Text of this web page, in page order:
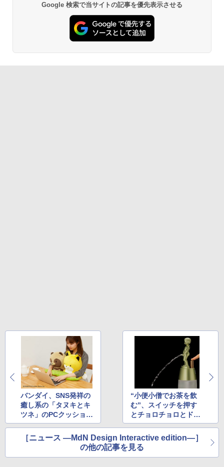
￥16,980
Kindle Paperwhite シグニチャーエディ
Google 検索で当サイトの記事を優先表示させる
バンダイ、SNS発祥の
癒し系の「タヌキとキ
ツネ」のPCクッション
を発売
“小便小僧でお茶を飲
む”、スイッチを押す
とチョロチョロとドリ
ンクが出る「ドリンク
ディスペンサー」
［ニュース ―MdN Design Interactive edition―］
の他の記事を見る